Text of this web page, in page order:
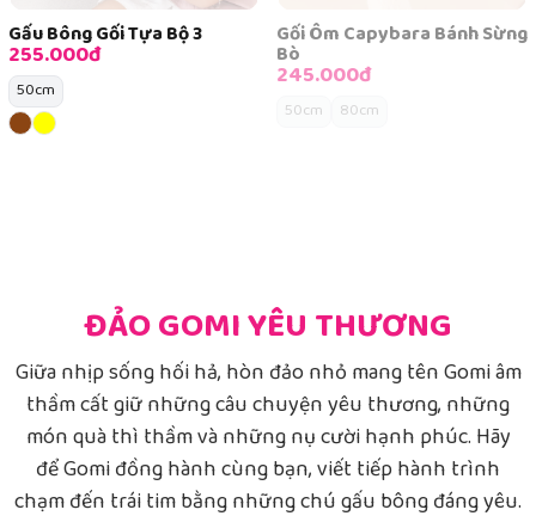
Gấu Bông Gối Tựa Bộ 3
255.000đ
50cm
Gối Ôm Capybara Bánh Sừng
Bò
245.000đ
50cm 80cm
ĐẢO GOMI YÊU THƯƠNG
Giữa nhịp sống hối hả, hòn đảo nhỏ mang tên Gomi âm
thầm cất giữ những câu chuyện yêu thương, những
món quà thì thầm và những nụ cười hạnh phúc. Hãy
để Gomi đồng hành cùng bạn, viết tiếp hành trình
chạm đến trái tim bằng những chú gấu bông đáng yêu.